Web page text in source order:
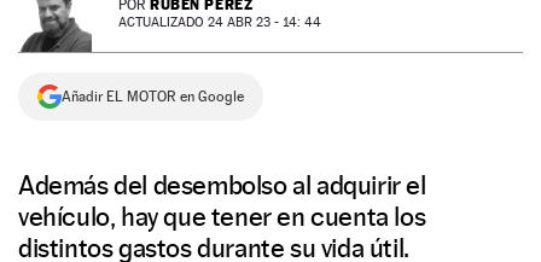
NEWSLETTER
SÍGUENOS
POR RUBÉN PÉREZ
ACTUALIZADO 24 ABR 23 - 14: 44
Añadir EL MOTOR en Google
Además del desembolso al adquirir el
vehículo, hay que tener en cuenta los
distintos gastos durante su vida útil.